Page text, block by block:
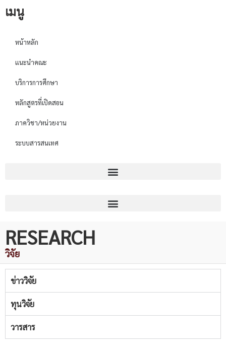
เมนู
หน้าหลัก
แนะนำคณะ
บริการการศึกษา
หลักสูตรที่เปิดสอน
ภาควิชา/หน่วยงาน
ระบบสารสนเทศ
RESEARCH
วิจัย
ข่าววิจัย
ทุนวิจัย
วารสาร